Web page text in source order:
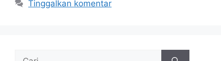
Tinggalkan komentar